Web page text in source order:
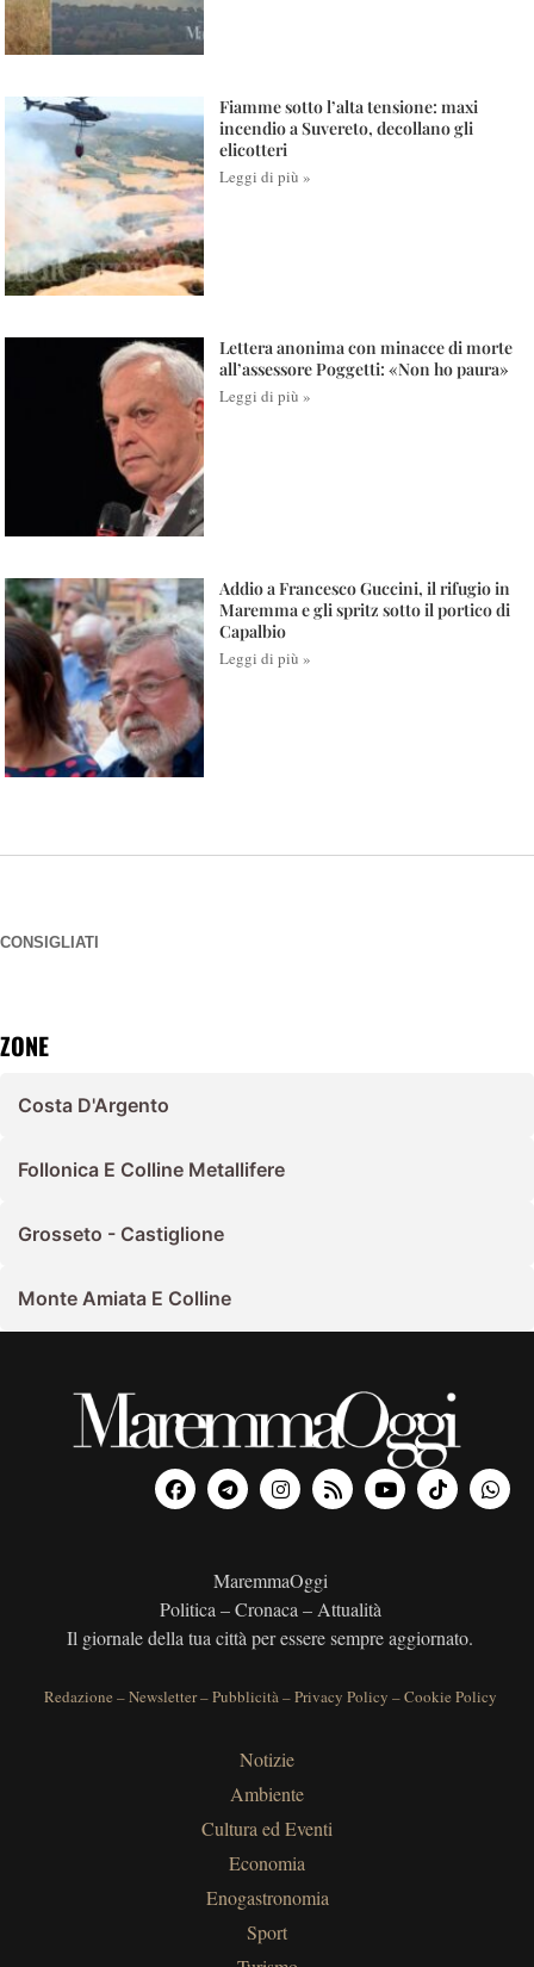
Fiamme sotto l’alta tensione: maxi
incendio a Suvereto, decollano gli
elicotteri
Leggi di più »
Lettera anonima con minacce di morte
all’assessore Poggetti: «Non ho paura»
Leggi di più »
Addio a Francesco Guccini, il rifugio in
Maremma e gli spritz sotto il portico di
Capalbio
Leggi di più »
CONSIGLIATI
ZONE
Costa D'Argento
Follonica E Colline Metallifere
Grosseto - Castiglione
Monte Amiata E Colline
MaremmaOggi
Politica – Cronaca – Attualità
Il giornale della tua città per essere sempre aggiornato.
Redazione –Newsletter–Pubblicità–Privacy Policy –Cookie Policy
Notizie
Ambiente
Cultura ed Eventi
Economia
Enogastronomia
Sport